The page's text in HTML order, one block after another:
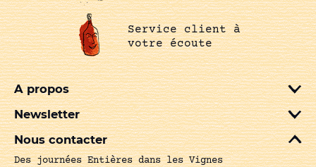
Service client à
votre écoute
A propos
Newsletter
Nous contacter
Des journées Entières dans les Vignes